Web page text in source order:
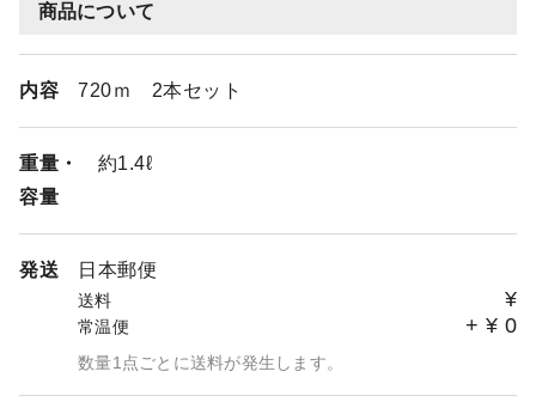
商品について
内容 720ｍ 2本セット
重量・
容量
約1.4ℓ
発送 日本郵便
送料 ¥
常温便 + ¥ 0
数量1点ごとに送料が発生します。